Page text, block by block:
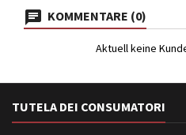
KOMMENTARE (0)
Aktuell keine
TUTELA DEI CONSUMATORI